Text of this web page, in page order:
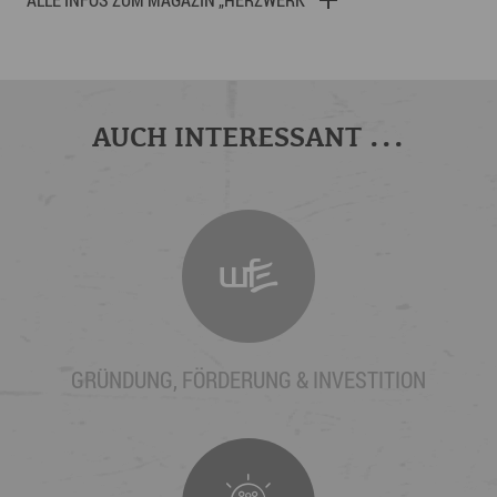
AUCH INTERESSANT ...
GRÜNDUNG, FÖRDERUNG & INVESTITION